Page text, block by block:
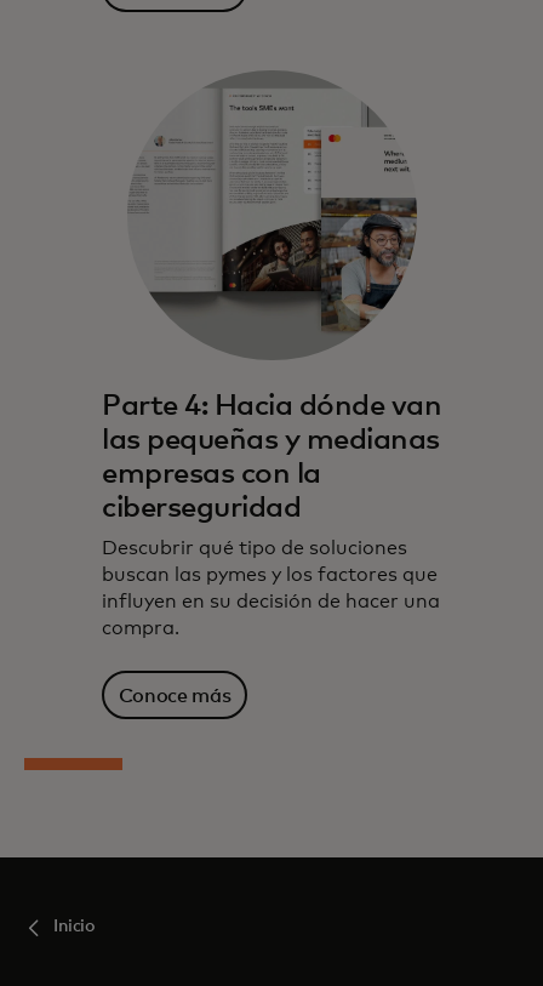
Parte 4: Hacia dónde van
las pequeñas y medianas
empresas con la
ciberseguridad
Descubrir qué tipo de soluciones
buscan las pymes y los factores que
influyen en su decisión de hacer una
compra.
Conoce más
Inicio